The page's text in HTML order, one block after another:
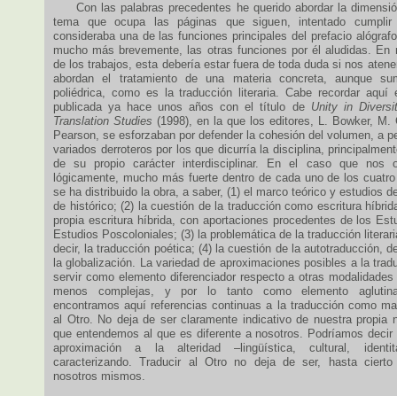
Con las palabras precedentes he querido abordar la
tema que ocupa las páginas que siguen, intentado
consideraba una de las funciones principales del prefacio
mucho más brevemente, las otras funciones por él aludidas. En
de los trabajos, esta debería estar fuera de toda duda si nos
abordan el tratamiento de una materia concreta, aunque
poliédrica, como es la traducción literaria. Cabe recordar
publicada ya hace unos años con el título de Unity in
Translation Studies (1998), en la que los editores, L. Bowker,
Pearson, se esforzaban por defender la cohesión del volumen, a
variados derroteros por los que dicurría la disciplina,
de su propio carácter interdisciplinar. En el caso que nos
lógicamente, mucho más fuerte dentro de cada uno de los
se ha distribuido la obra, a saber, (1) el marco teórico y estudios
de histórico; (2) la cuestión de la traducción como escritura
propia escritura híbrida, con aportaciones procedentes de los
Estudios Poscoloniales; (3) la problemática de la traducción
decir, la traducción poética; (4) la cuestión de la autotraducción,
la globalización. La variedad de aproximaciones posibles a la
servir como elemento diferenciador respecto a otras
menos complejas, y por lo tanto como elemento
encontramos aquí referencias continuas a la traducción como
al Otro. No deja de ser claramente indicativo de nuestra propia
que entendemos al que es diferente a nosotros. Podríamos decir
aproximación a la alteridad –lingüística, cultural,
caracterizando. Traducir al Otro no deja de ser, hasta
nosotros mismos.